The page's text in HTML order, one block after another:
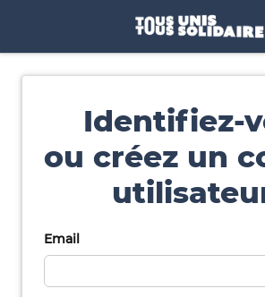
Identifiez-
ou créez un
Email